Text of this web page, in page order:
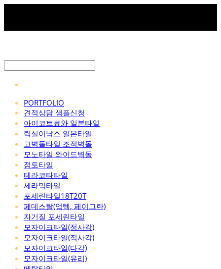
PORTFOLIO
견적상담 샘플신청
아이코트료와 일본타일
릭실이낙스 일본타일
고벽돌타일 조적벽돌
모노타일 와이드벽돌
점토타일
테라코타타일
세라믹타일
포세린타일18T20T
페데스탈(업텍, 페이그란)
자기질 포세린타일
모자이크타일(정사각)
모자이크타일(직사각)
모자이크타일(다각)
모자이크타일(유리)